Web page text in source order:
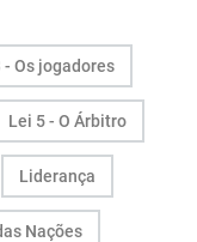
- Os jogadores
Lei 5 - O Árbitro
Liderança
Nações